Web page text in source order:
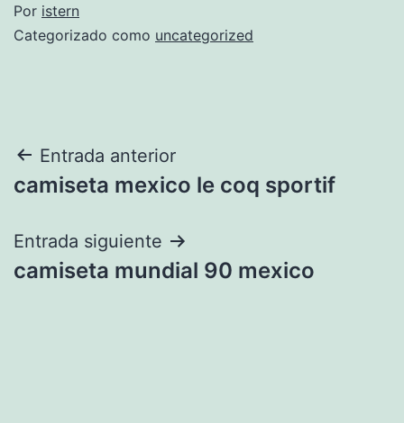
Por istern
Categorizado como uncategorized
Navegación
de
entradas
Entrada anterior
camiseta mexico le coq sportif
Entrada siguiente
camiseta mundial 90 mexico